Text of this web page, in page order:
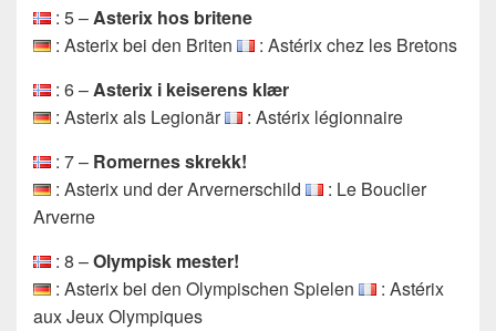
: 5 –Asterix hos britene
: Asterix bei den Briten
: Astérix chez les Bretons
: 6 –Asterix i keiserens klær
: Asterix als Legionär
: Astérix légionnaire
: 7 – Romernes skrekk!
: Asterix und der Arvernerschild
: Le Bouclier
Arverne
: 8 –Olympisk mester!
: Asterix bei den Olympischen Spielen
: Astérix
aux Jeux Olympiques